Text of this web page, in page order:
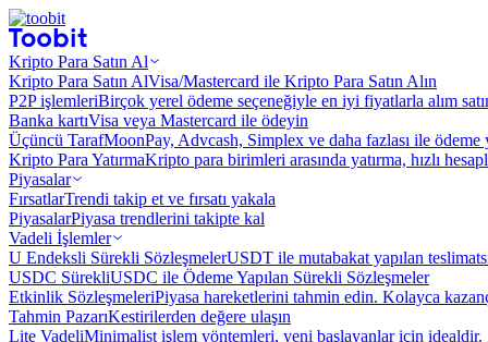
Kripto Para Satın Al
Kripto Para Satın AlVisa/Mastercard ile Kripto Para Satın Alın
P2P işlemleriBirçok yerel ödeme seçeneğiyle en iyi fiyatlarla alım
Banka kartıVisa veya Mastercard ile ödeyin
Üçüncü TarafMoonPay, Advcash, Simplex ve daha fazlası ile ödeme
Kripto Para YatırmaKripto para birimleri arasında yatırma, hızlı
Piyasalar
FırsatlarTrendi takip et ve fırsatı yakala
PiyasalarPiyasa trendlerini takipte kal
Vadeli İşlemler
U Endeksli Sürekli SözleşmelerUSDT ile mutabakat yapılan
USDC SürekliUSDC ile Ödeme Yapılan Sürekli Sözleşmeler
Etkinlik SözleşmeleriPiyasa hareketlerini tahmin edin. Kolayca
Tahmin PazarıKestirilerden değere ulaşın
Lite VadeliMinimalist işlem yöntemleri, yeni başlayanlar için idealdir.